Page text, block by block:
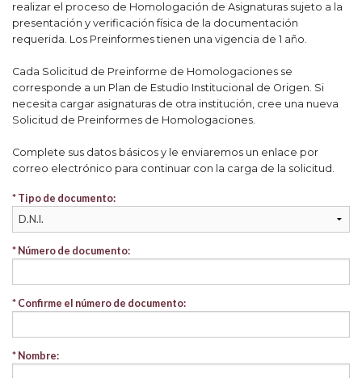
realizar el proceso de Homologación de Asignaturas sujeto a la
presentación y verificación física de la documentación
requerida. Los Preinformes tienen una vigencia de 1 año.
Cada Solicitud de Preinforme de Homologaciones se
corresponde a un Plan de Estudio Institucional de Origen. Si
necesita cargar asignaturas de otra institución, cree una nueva
Solicitud de Preinformes de Homologaciones.
Complete sus datos básicos y le enviaremos un enlace por
correo electrónico para continuar con la carga de la solicitud.